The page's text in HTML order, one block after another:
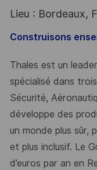
Lieu : Bordeaux,
Construisons
Thales est un
spécialisé dans
Sécurité,
développe des
un monde plus sûr,
et plus inclusif. Le
d’euros par an en